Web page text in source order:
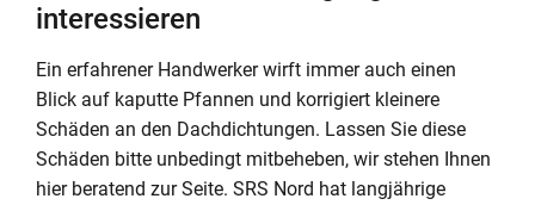
interessieren
Ein erfahrener Handwerker wirft immer auch einen
Blick auf kaputte Pfannen und korrigiert kleinere
Schäden an den Dachdichtungen. Lassen Sie diese
Schäden bitte unbedingt mitbeheben, wir stehen Ihnen
hier beratend zur Seite. SRS Nord hat langjährige